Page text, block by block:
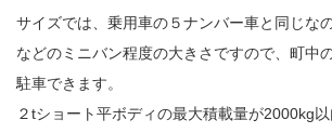
サイズでは、乗用車の５ナンバー車と同じな
などのミニバン程度の大きさですので、町中
駐車できます。
２tショート平ボディの最大積載量が2000kg